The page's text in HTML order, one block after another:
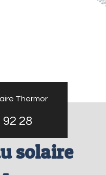
Thermor
92 28
solaire